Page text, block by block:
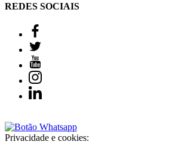
REDES SOCIAIS
Privacidade e cookies: